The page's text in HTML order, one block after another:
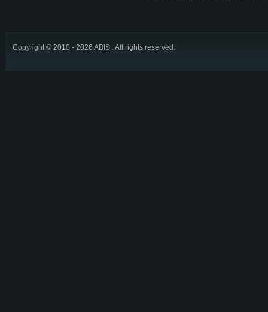
Copyright © 2010 - 2026 ABIS . All rights reserved.